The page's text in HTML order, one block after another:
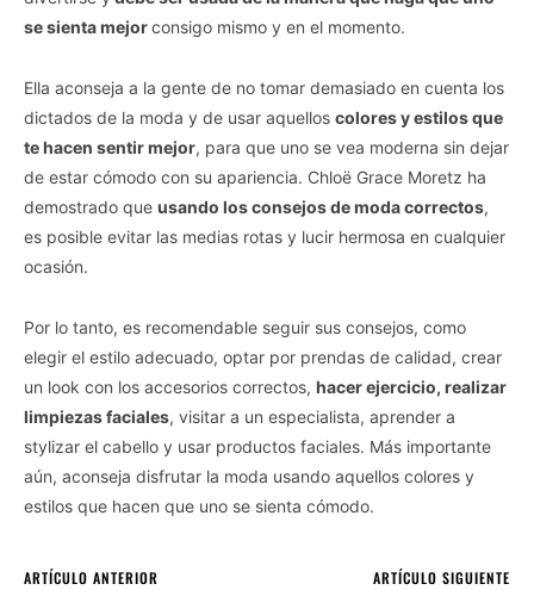
se sienta mejorconsigo mismo y en el momento.
Ella aconseja a la gente de no tomar demasiado en cuenta los
dictados de la moda y de usar aquellos colores y estilos que
te hacen sentir mejor, para que uno se vea moderna sin dejar
de estar cómodo con su apariencia. Chloë Grace Moretz ha
demostrado que usando los consejos de moda correctos,
es posible evitar las medias rotas y lucir hermosa en cualquier
ocasión.
Por lo tanto, es recomendable seguir sus consejos, como
elegir el estilo adecuado, optar por prendas de calidad, crear
un look con los accesorios correctos, hacer ejercicio, realizar
limpiezas faciales, visitar a un especialista, aprender a
stylizar el cabello y usar productos faciales. Más importante
aún, aconseja disfrutar la moda usando aquellos colores y
estilos que hacen que uno se sienta cómodo.
ARTÍCULO ANTERIOR ARTÍCULO SIGUIENTE